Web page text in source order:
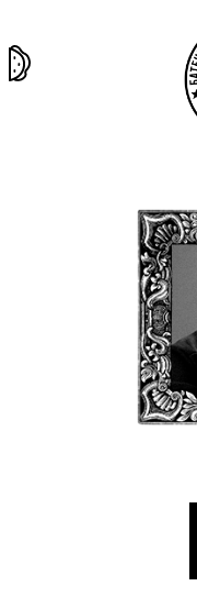
материясекты